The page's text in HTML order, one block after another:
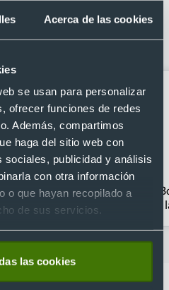
Acerca de las cookies
se usan para personalizar
ofrecer funciones de redes
Además, compartimos
haga del sitio web con
sociales, publicidad y análisis
con otra información
o que hayan recopilado a
de sus servicios.
las cookies
bicolor clip colorido
Bolígrafos
personalizados con
estuche